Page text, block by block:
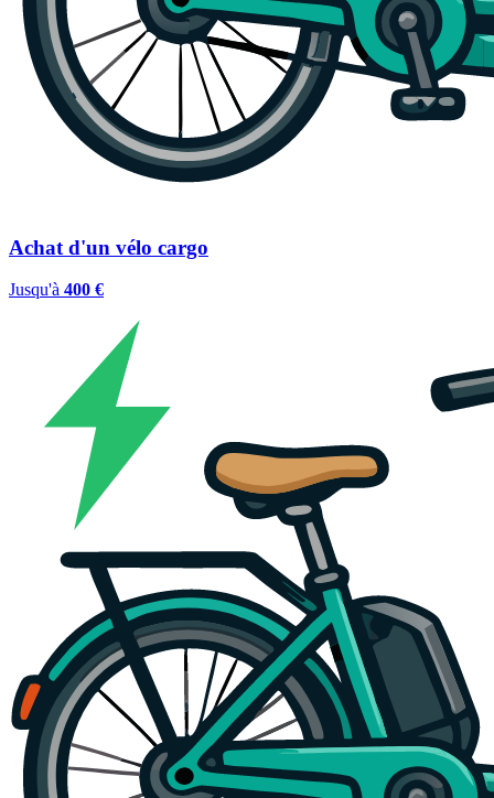
Achat d'un vélo cargo
Jusqu'à 400 €